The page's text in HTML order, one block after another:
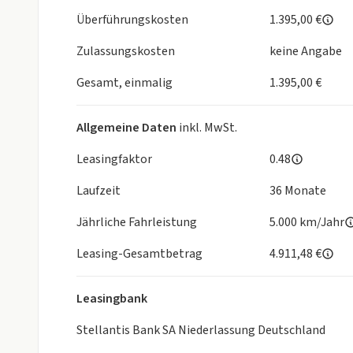
Überführungskosten
1.395,00 €
Zulassungskosten
keine Angabe
Gesamt, einmalig
1.395,00 €
Allgemeine Daten inkl. MwSt.
Leasingfaktor
0.48
Laufzeit
36 Monate
Jährliche Fahrleistung
5.000 km/Jahr
Leasing-Gesamtbetrag
4.911,48 €
Leasingbank
Stellantis Bank SA Niederlassung Deutschland